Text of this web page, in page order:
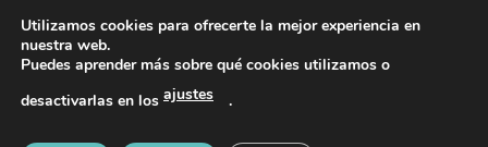
contenido
PIDE TU CITA AL TELÉFONO 637 42 97 25
Utilizamos cookies para ofrecerte la mejor experiencia en
nuestra web.
Puedes aprender más sobre qué cookies utilizamos o
desactivarlas en los ajustes .